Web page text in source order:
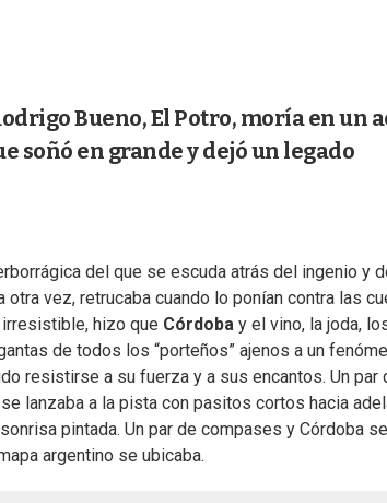
Bueno, El Potro, moría en un
soñó en grande y dejó un legado
del que se escuda atrás del ingenio y
otra vez, retrucaba cuando lo ponían contra las
hizo que Córdoba y el vino, la joda,
de todos los “porteños” ajenos a un
resistirse a su fuerza y a sus encantos. Un
lanzaba a la pista con pasitos cortos hacia
pintada. Un par de compases y Córdoba
argentino se ubicaba.